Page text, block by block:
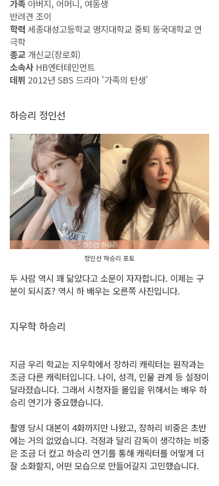
가족 아버지, 어머니, 여동생
반려견 조이
학력 세종대성고등학교 명지대학교 중퇴 동국대학교 연
극학
종교 개신교(장로회)
소속사HB엔터테인먼트
데뷔 2012년 SBS 드라마 '가족의 탄생'
하승리 정인선
정인선 하승리 포토
두 사람 역시 꽤 닮았다고 소문이 자자합니다. 이제는 구
분이 되시죠? 역시 하 배우는 오른쪽 사진입니다.
지우학 하승리
지금 우리 학교는 지우학에서 장하리 캐릭터는 원작과는
조금 다른 캐릭터입니다. 나이, 성격, 인물 관계 등 설정이
달라졌습니다. 그래서 시청자들 몰입을 위해서는 배우 하
승리 연기가 중요했습니다.
촬영 당시 대본이 4화까지만 나왔고, 장하리 비중은 초반
에는 거의 없었습니다. 걱정과 달리 감독이 생각하는 비중
은 조금 더 컸고 하승리 연기를 통해 캐릭터를 어떻게 더
잘 소화할지, 어떤 모습으로 만들어갈지 고민했습니다.